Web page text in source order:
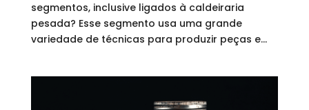
segmentos, inclusive ligados à caldeiraria
pesada? Esse segmento usa uma grande
variedade de técnicas para produzir peças e...